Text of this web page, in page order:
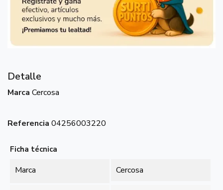
Detalle
Marca Cercosa
Referencia 04256003220
Ficha técnica
Marca Cercosa